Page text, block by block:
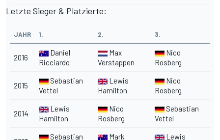
Letzte Sieger & Platzierte:
JAHR 1. 2. 3.
2016
Daniel
Ricciardo
Max
Verstappen
Nico
Rosberg
2015
Sebastian
Vettel
Lewis
Hamilton
Nico
Rosberg
2014
Lewis
Hamilton
Nico
Rosberg
Sebastian
Vettel
Sebastian
Mark
Lewis